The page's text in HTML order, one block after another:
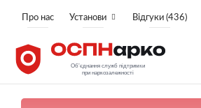
Про нас Установи Відгуки (436)